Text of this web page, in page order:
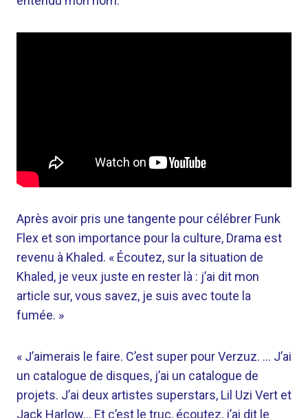
Après avoir pris une tangente pour célébrer Funk
Flex et son importance pour la culture, Drama est
revenu à Khaled. « Écoutez, sur la situation de
Khaled, je veux juste en rester là : j’ai dit mon
article sur, vous savez, je suis avec toute la
fumée. »
« J’aimerais le faire. C’est super pour Verzuz. … J’ai
un catalogue de disques, j’ai un catalogue de
projets. J’ai deux artistes superstars, Lil Uzi Vert et
Jack Harlow… Et c’est le truc, écoutez, j’ai dit le